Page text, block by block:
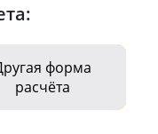
форма
расчёта